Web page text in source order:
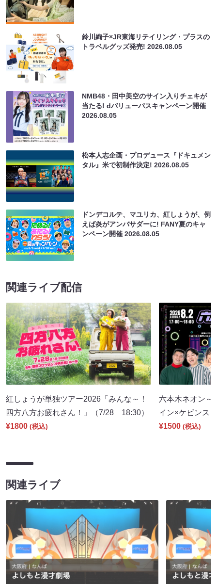
鈴川絢子×JR東海リテイリング・プラスの
トラベルグッズ発売!2026.08.05
NMB48・田中美空のサイン入りチェキが
当たる! dバリューパスキャンペーン開催
2026.08.05
松本人志企画・プロデュース『ドキュメン
タル』米で初制作決定!2026.08.05
ドンデコルテ、マユリカ、紅しょうが、例
えば炎がアンバサダーに! FANY夏のキャ
ンペーン開催2026.08.05
関連ライブ配信
紅しょうが単独ツアー2026「みんな～！
四方八方お疲れさん！」（7/28 18:30）
¥1800 (税込)
六本木ネオン～
イン×ケビンス
¥1500 (税込)
関連ライブ